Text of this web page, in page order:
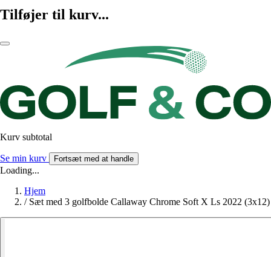
Tilføjer til kurv...
Kurv subtotal
Se min kurv Fortsæt med at handle
Loading...
Hjem
/ Sæt med 3 golfbolde Callaway Chrome Soft X Ls 2022 (3x12)